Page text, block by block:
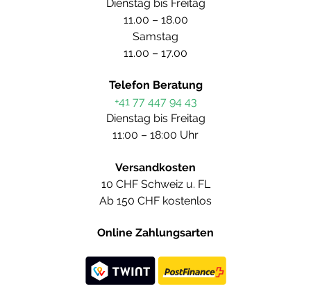
Dienstag bis Freitag
11.00 – 18.00
Samstag
11.00 – 17.00
Telefon Beratung
+41 77 447 94 43
Dienstag bis Freitag
11:00 – 18:00 Uhr
Versandkosten
10 CHF Schweiz u. FL
Ab 150 CHF kostenlos
Online Zahlungsarten